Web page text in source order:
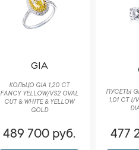
GIA
КОЛЬЦО GIA 1,20 CT
FANCY YELLOW/VS2 OVAL
CUT & WHITE & YELLOW
GOLD
489 700 руб.
ПУСЕТЫ
1,01 CT I/
477